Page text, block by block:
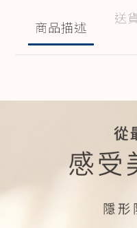
商品描述
送